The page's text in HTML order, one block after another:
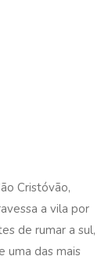
Cristóvão,
a vila por
de rumar a sul,
uma das mais